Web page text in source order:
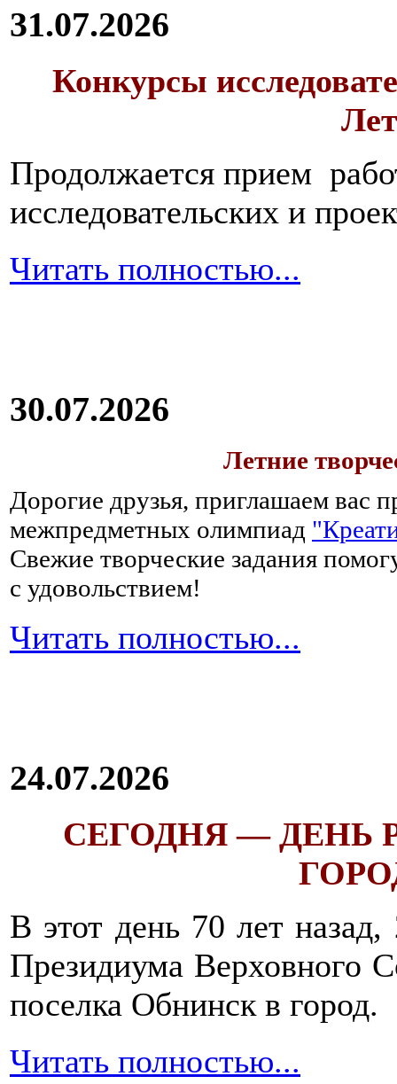
31.07.2026
Конкурсы
Продолжается прием
исследовательских и
Читать полностью...
30.07.2026
Летние
Дорогие друзья, приглашаем вас
межпредметных олимпиад
Свежие творческие задания
с удовольствием!
Читать полностью...
24.07.2026
СЕГОДНЯ — ДЕНЬ
В этот день 70 лет
Президиума Верховного
поселка Обнинск в город.
Читать полностью...